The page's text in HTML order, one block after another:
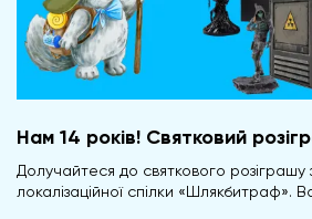
Нам 14 років! Святковий
Долучайтеся до святкового розіграшу
локалізаційної спілки «Шлякбитраф».